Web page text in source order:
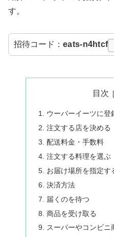
す。
招待コード： eats-n4htcf
目次
ウーバーイーツに登
注文する店を決める
配送料金・手数料
注文する料理を選ぶ
お届け場所を指定す
決済方法
届くのを待つ
商品を受け取る
スーパーやコンビニ